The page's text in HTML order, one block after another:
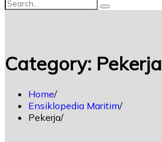
Category: Pekerja
Home
Ensiklopedia Maritim
Pekerja